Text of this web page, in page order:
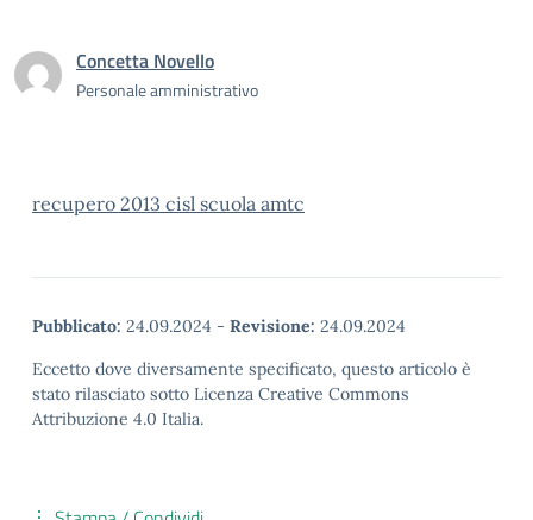
Concetta Novello
Personale amministrativo
recupero 2013 cisl scuola amtc
Pubblicato: 24.09.2024 - Revisione: 24.09.2024
Eccetto dove diversamente specificato, questo articolo è
stato rilasciato sotto Licenza Creative Commons
Attribuzione 4.0 Italia.